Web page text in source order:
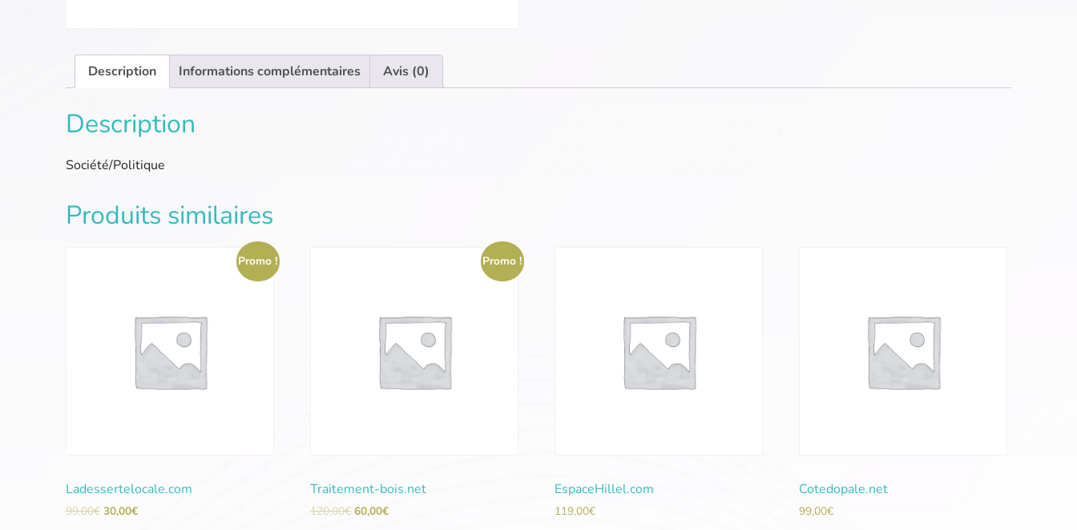
Description Informations complémentaires Avis (0)
Description
Société/Politique
Produits similaires
Promo !
Ladessertelocale.com
99,00€ 30,00€
Promo !
Traitement-bois.net
120,00€ 60,00€
EspaceHillel.com
119,00€
Cotedopale.net
99,00€